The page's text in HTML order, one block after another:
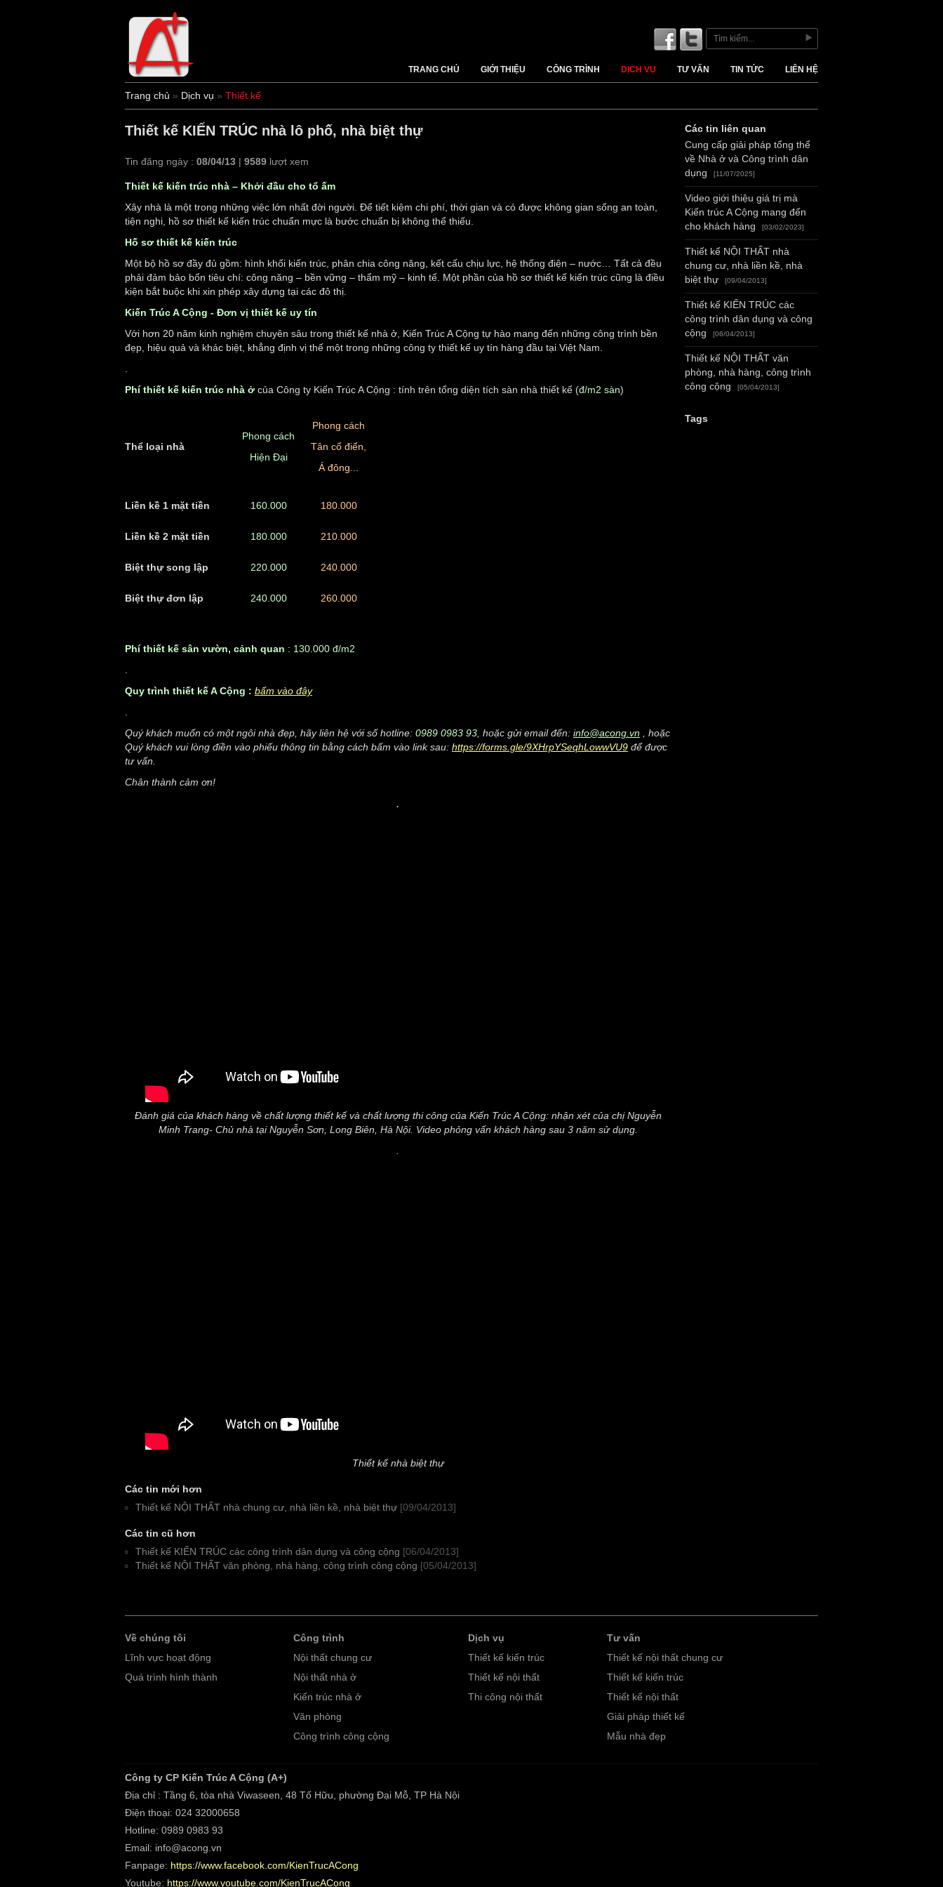
TRANG CHỦ GIỚI THIỆU CÔNG TRÌNH DỊCH VỤ TƯ VẤN TIN TỨC LIÊN HỆ
Trang chủ » Dịch vụ » Thiết kế
Thiết kế KIẾN TRÚC nhà lô phố, nhà biệt thự
Tin đăng ngày : 08/04/13 9589 lượt xem
Thiết kế kiến trúc nhà – Khởi đầu cho tổ ấm
Xây nhà là một trong những việc lớn nhất đời người. Để tiết kiệm chi phí, thời gian và có được không gian sống an toàn,
tiện nghi, hồ sơ thiết kế kiến trúc chuẩn mực là bước chuẩn bị không thể thiếu.
Hố sơ thiết kế kiến trúc
Một bộ hồ sơ đầy đủ gồm: hình khối kiến trúc, phân chia công năng, kết cấu chịu lực, hệ thống điện – nước… Tất cả đều
phải đảm bảo bốn tiêu chí: công năng – bền vững – thẩm mỹ – kinh tế. Một phần của hồ sơ thiết kế kiến trúc cũng là điều
kiện bắt buộc khi xin phép xây dựng tại các đô thị.
Kiến Trúc A Cộng - Đơn vị thiết kế uy tín
Với hơn 20 năm kinh nghiệm chuyên sâu trong thiết kế nhà ở, Kiến Trúc A Cộng tự hào mang đến những công trình bền
đẹp, hiệu quả và khác biệt, khẳng định vị thế một trong những công ty thiết kế uy tín hàng đầu tại Việt Nam.
.
Phí thiết kế kiến trúc nhà ở của Công ty Kiến Trúc A Cộng : tính trên tổng diện tích sàn nhà thiết kế (đ/m2 sàn)
Thể loại nhà
Phong cách
Hiện Đại
Phong cách
Tân cổ điển,
Á đông...
Liền kề 1 mặt tiền 160.000 180.000
Liền kề 2 mặt tiền 180.000 210.000
Biệt thự song lập 220.000 240.000
Biệt thự đơn lập 240.000 260.000
Phí thiết kế sân vườn, cảnh quan : 130.000 đ/m2
.
Quy trình thiết kế A Cộng : bấm vào đây
.
Quý khách muốn có một ngôi nhà đẹp, hãy liên hệ với số hotline: 0989 0983 93, hoặc gửi email đến: info@acong.vn , hoặc
Quý khách vui lòng điền vào phiếu thông tin bằng cách bấm vào link sau: https://forms.gle/9XHrpYSeqhLowwVU9 để được
tư vấn.
Chân thành cảm ơn!
.
Đánh giá của khách hàng về chất lượng thiết kế và chất lượng thi công của Kiến Trúc A Cộng: nhận xét của chị Nguyễn
Minh Trang- Chủ nhà tại Nguyễn Sơn, Long Biên, Hà Nội. Video phỏng vấn khách hàng sau 3 năm sử dụng.
.
Thiết kế nhà biệt thự
Các tin mới hơn
Thiết kế NỘI THẤT nhà chung cư, nhà liền kề, nhà biệt thự [09/04/2013]
Các tin cũ hơn
Thiết kế KIẾN TRÚC các công trình dân dụng và công cộng [06/04/2013]
Thiết kế NỘI THẤT văn phòng, nhà hàng, công trình công cộng [05/04/2013]
Các tin liên quan
Cung cấp giải pháp tổng thể
về Nhà ở và Công trình dân
dụng
[11/07/2025]
Video giới thiệu giá trị mà
Kiến trúc A Cộng mang đến
cho khách hàng
[03/02/2023]
Thiết kế NỘI THẤT nhà
chung cư, nhà liền kề, nhà
biệt thự
[09/04/2013]
Thiết kế KIẾN TRÚC các
công trình dân dụng và công
cộng
[06/04/2013]
Thiết kế NỘI THẤT văn
phòng, nhà hàng, công trình
công cộng
[05/04/2013]
Tags
Về chúng tôi
Lĩnh vực hoạt động
Quá trình hình thành
Công trình
Nội thất chung cư
Nội thất nhà ở
Kiến trúc nhà ở
Văn phòng
Công trình công cộng
Dịch vụ
Thiết kế kiến trúc
Thiết kế nội thất
Thi công nội thất
Tư vấn
Thiết kế nội thất chung cư
Thiết kế kiến trúc
Thiết kế nội thất
Giải pháp thiết kế
Mẫu nhà đẹp
Công ty CP Kiến Trúc A Cộng (A+)
Địa chỉ : Tầng 6, tòa nhà Viwaseen, 48 Tố Hữu, phường Đại Mỗ, TP Hà Nội
Điện thoại: 024 32000658
Hotline: 0989 0983 93
Email: info@acong.vn
Fanpage: https://www.facebook.com/KienTrucACong
Youtube: https://www.youtube.com/KienTrucACong